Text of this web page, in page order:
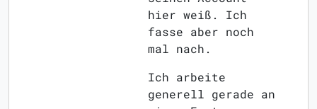
hier weiß. Ich
fasse aber noch
mal nach.
Ich arbeite
generell gerade an